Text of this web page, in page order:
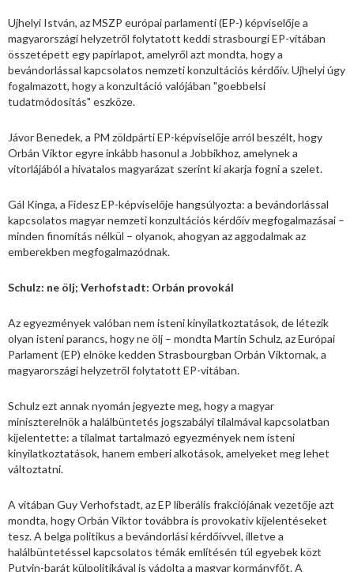
Ujhelyi István, az MSZP európai parlamenti (EP-) képviselője a
magyarországi helyzetről folytatott keddi strasbourgi EP-vitában
összetépett egy papírlapot, amelyről azt mondta, hogy a
bevándorlással kapcsolatos nemzeti konzultációs kérdőív. Ujhelyi úgy
fogalmazott, hogy a konzultáció valójában "goebbelsi
tudatmódosítás" eszköze.
Jávor Benedek, a PM zöldpárti EP-képviselője arról beszélt, hogy
Orbán Viktor egyre inkább hasonul a Jobbikhoz, amelynek a
vitorlájából a hivatalos magyarázat szerint ki akarja fogni a szelet.
Gál Kinga, a Fidesz EP-képviselője hangsúlyozta: a bevándorlással
kapcsolatos magyar nemzeti konzultációs kérdőív megfogalmazásai –
minden finomítás nélkül – olyanok, ahogyan az aggodalmak az
emberekben megfogalmazódnak.
Schulz: ne ölj; Verhofstadt: Orbán provokál
Az egyezmények valóban nem isteni kinyilatkoztatások, de létezik
olyan isteni parancs, hogy ne ölj – mondta Martin Schulz, az Európai
Parlament (EP) elnöke kedden Strasbourgban Orbán Viktornak, a
magyarországi helyzetről folytatott EP-vitában.
Schulz ezt annak nyomán jegyezte meg, hogy a magyar
miniszterelnök a halálbüntetés jogszabályi tilalmával kapcsolatban
kijelentette: a tilalmat tartalmazó egyezmények nem isteni
kinyilatkoztatások, hanem emberi alkotások, amelyeket meg lehet
változtatni.
A vitában Guy Verhofstadt, az EP liberális frakciójának vezetője azt
mondta, hogy Orbán Viktor továbbra is provokatív kijelentéseket
tesz. A belga politikus a bevándorlási kérdőívvel, illetve a
halálbüntetéssel kapcsolatos témák említésén túl egyebek közt
Putyin-barát külpolitikával is vádolta a magyar kormányfőt. A